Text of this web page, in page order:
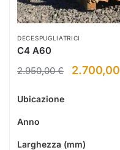
DECESPUGLIATRICI
C4 A60
2.950,00€ 2.700,00
Ubicazione
Anno
Larghezza (mm)